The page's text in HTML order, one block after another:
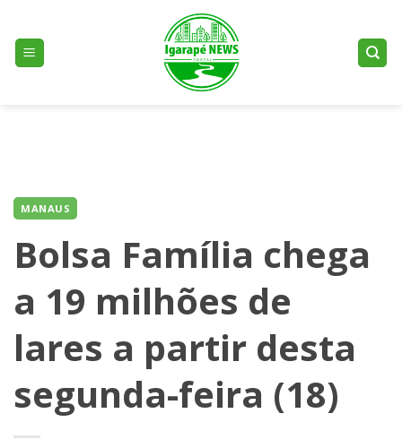
content
MANAUS
Bolsa Família chega
a 19 milhões de
lares a partir desta
segunda-feira (18)